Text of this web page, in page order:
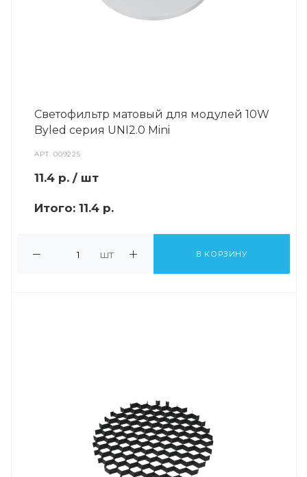
Светофильтр матовый для модулей 10W
Byled серия UNI2.0 Mini
АРТ.009225
11.4 р. / шт
Итого: 11.4 р.
шт В КОРЗИНУ